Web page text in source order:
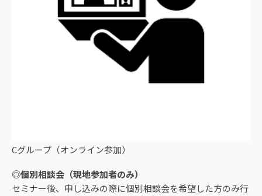
Cグループ（オンライン参加）
◎個別相談会（現地参加者のみ）
セミナー後、申し込みの際に個別相談会を希望した方のみ行